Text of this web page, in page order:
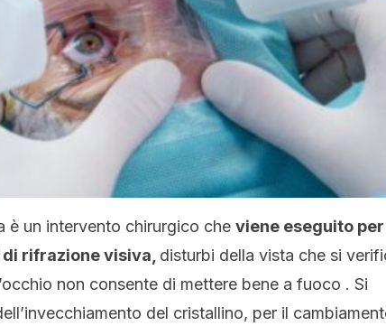
è un intervento chirurgico che viene eseguito per
rifrazione visiva, disturbi della vista che si
non consente di mettere bene a fuoco . Si
del cristallino, per il